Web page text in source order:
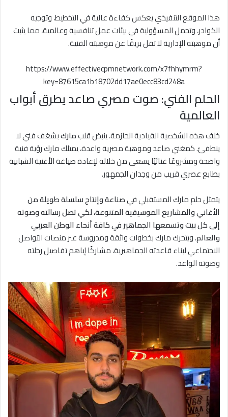
هذا الموقع التنفيذي يعكس كفاءة عالية في التخطيط، وتوجيه
الكوادر، وتحمل المسؤولية في بيئات عمل تنافسية وعالمية، مما يثبت
أن موهبته الإدارية لا تقل بريقًا عن موهبته الفنية.
https://www.effectivecpmnetwork.com/x7fhhymrm?
key=87615ca1b18702dd17ae0ecc83cd248a
الحلم الفني: صوت مصري صاعد يطرق أبواب
العالمية
خلف هذه الشخصية القيادية الحازمة، ينبض قلبماركبشغف فني لا
ينطفئ. كمغني صاعد وموهبة مصرية واعدة، يمتلك مارك رؤية فنية
واضحة ومشروعًا غنائيًا يسعى من خلاله لإعادة صياغة الأغنية الشبابية
بطابع عصري قريب من وجدان الجمهور.
يتمثل حلم مارك المستقبلي فيصناعة وإنتاج سلسلة طويلة من
الأغاني والمشاريع الموسيقية المتنوعة، لكي تصل رسالته وصوته
إلى كل بيت وتسمعها الجماهير في كافة أنحاء الوطن العربي
والعالم. ويتحرك مارك بخطوات واثقة ومدروسة عبر منصات التواصل
الاجتماعي لبناء قاعدته الجماهيرية، مشاركًا إياهم تفاصيل رحلته
وصوته الواعد.